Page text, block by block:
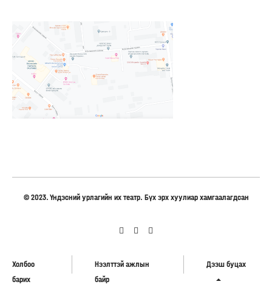
© 2023. Үндэсний урлагийн их театр. Бүх эрх хуулиар хамгаалагдсан
Холбоо
барих
Нээлттэй ажлын
байр
Дээш буцах